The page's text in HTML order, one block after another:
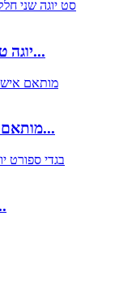
יוגה טו פאי מודפס בהתאמה אישית...
מותאם אישית 2022 ניסיון מלא חדש...
ספורט